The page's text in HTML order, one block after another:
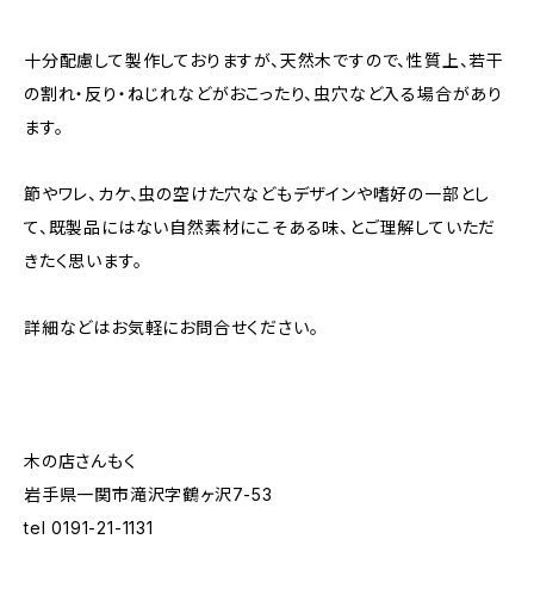
十分配慮して製作しておりますが、天然木ですので、性質上、若干
の割れ・反り・ねじれなどがおこったり、虫穴など入る場合があり
ます。
節やワレ、カケ、虫の空けた穴などもデザインや嗜好の一部とし
て、既製品にはない自然素材にこそある味、とご理解していただ
きたく思います。
詳細などはお気軽にお問合せください。
木の店さんもく
岩手県一関市滝沢字鶴ヶ沢7-53
tel 0191-21-1131